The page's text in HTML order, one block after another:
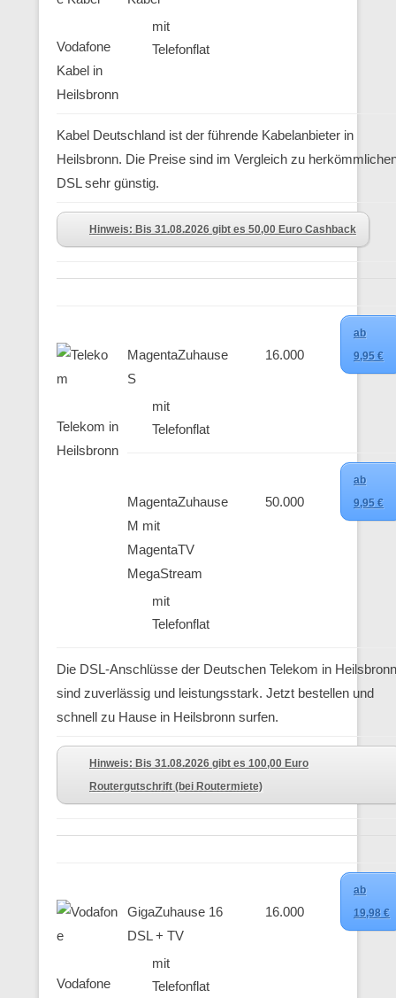
Vodafone
Kabel in
Heilsbronn
mit
Telefonflat
Kabel Deutschland ist der führende Kabelanbieter in
Heilsbronn. Die Preise sind im Vergleich zu
DSL sehr günstig.
Hinweis: Bis 31.08.2026 gibt es 50,00 Euro Cashback
Telekom in
Heilsbronn
MagentaZuhause
S
mit
Telefonflat
16.000
ab
9,95 €
MagentaZuhause
M mit
MagentaTV
MegaStream
mit
Telefonflat
50.000
ab
9,95 €
Die DSL-Anschlüsse der Deutschen Telekom in Heilsbronn
sind zuverlässig und leistungsstark. Jetzt bestellen und
schnell zu Hause in Heilsbronn surfen.
Hinweis: Bis 31.08.2026 gibt es 100,00 Euro
Routergutschrift (bei Routermiete)
Vodafone
GigaZuhause 16
DSL + TV
mit
Telefonflat
16.000
ab
19,98 €